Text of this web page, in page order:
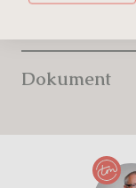
Dokument